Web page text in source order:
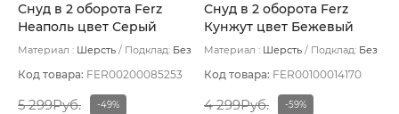
Снуд в 2 оборота Ferz
Неаполь цвет Серый
Материал : Шерсть Подклад: Без
Код товара: FER00200085253
5 299Руб. -49%
Снуд в 2 оборота Ferz
Кунжут цвет Бежевый
светлый
Материал : Шерсть Подклад: Без
Код товара: FER00100014170
4 299Руб. -59%